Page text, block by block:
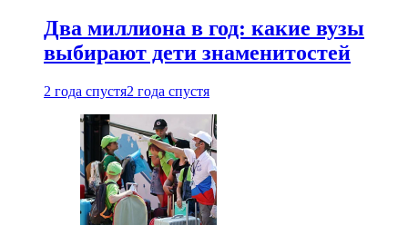
Два миллиона в год: какие вузы
выбирают дети знаменитостей
2 года спустя2 года спустя